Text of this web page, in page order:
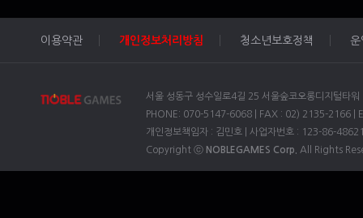
이용약관 개인정보처리방침 청소년보호정책 운
서울 성동구 성수일로4길 25 서울숲코오롱디지털타
PHONE: 070-5147-6068 | FAX : 02) 2135-2166 |
개인정보책임자 : 김민호 | 사업자번호 : 123-86-
Copyright ⓒ NOBLEGAMES Corp. All Rights